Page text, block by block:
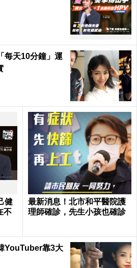
每天10分鐘」運
健
不
最新消息！北市和平醫院護
理師確診，先生小孩也確診
YouTuber靠3大